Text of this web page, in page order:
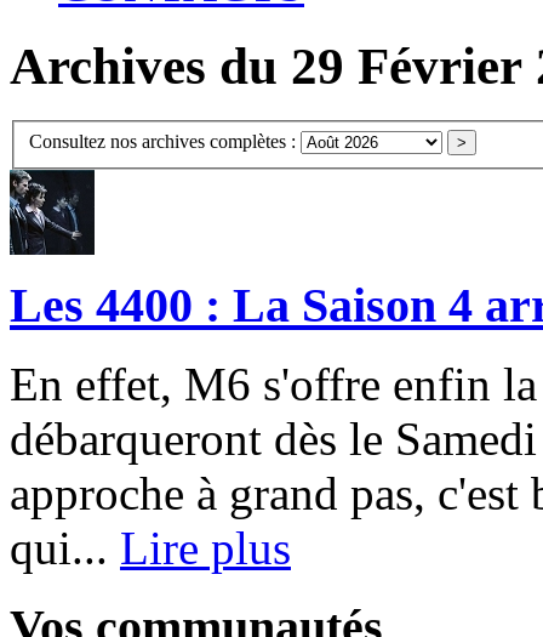
Archives du 29 Février
Consultez nos archives complètes :
Les 4400 : La Saison 4
En effet, M6 s'offre enfin
débarqueront dès le
approche à grand pas,
qui... Lire plus